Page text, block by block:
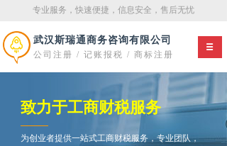
专业服务，快速便捷，信息安全，售后无忧
武汉斯瑞通商务咨询有限公司
公司注册 / 记账报税 / 商标注册
致力于工商财税服务
为创业者提供一站式工商财税服务，专业团队，